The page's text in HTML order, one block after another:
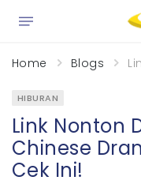
Home Blogs
HIBURAN
Link Nonton
Chinese
Cek Ini!